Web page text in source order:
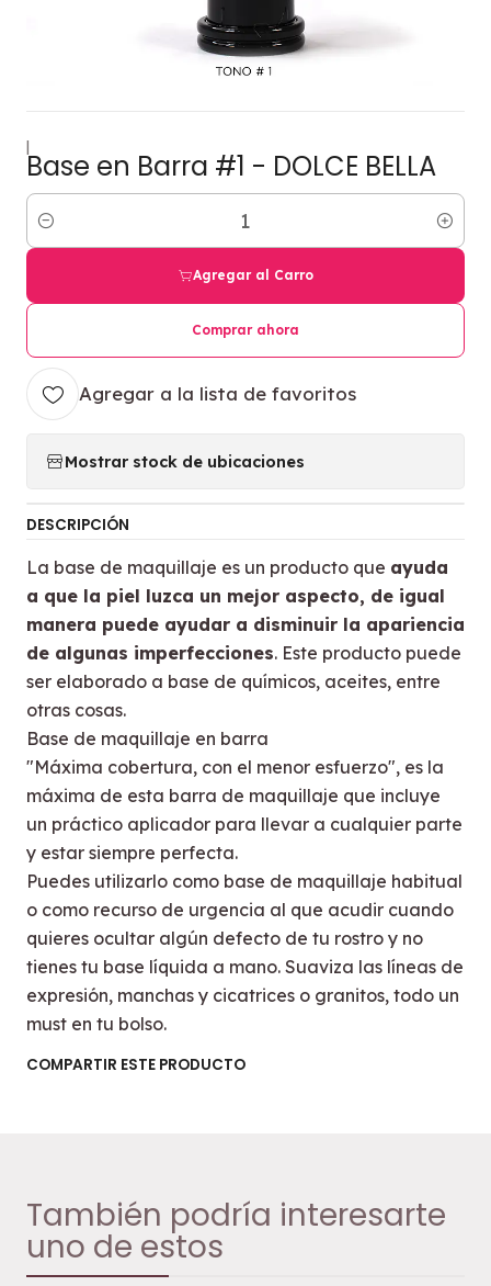
|
Base en Barra #1 - DOLCE BELLA
Cantidad
Agregar al Carro
Comprar ahora
Agregar a la lista de favoritos
Mostrar stock de ubicaciones
DESCRIPCIÓN
La base de maquillaje es un producto que ayuda
a que la piel luzca un mejor aspecto, de igual
manera puede ayudar a disminuir la apariencia
de algunas imperfecciones. Este producto puede
ser elaborado a base de químicos, aceites, entre
otras cosas.
Base de maquillaje en barra
"Máxima cobertura, con el menor esfuerzo", es la
máxima de esta barra de maquillaje que incluye
un práctico aplicador para llevar a cualquier parte
y estar siempre perfecta.
Puedes utilizarlo como base de maquillaje habitual
o como recurso de urgencia al que acudir cuando
quieres ocultar algún defecto de tu rostro y no
tienes tu base líquida a mano. Suaviza las líneas de
expresión, manchas y cicatrices o granitos, todo un
must en tu bolso.
COMPARTIR ESTE PRODUCTO
También podría interesarte
uno de estos